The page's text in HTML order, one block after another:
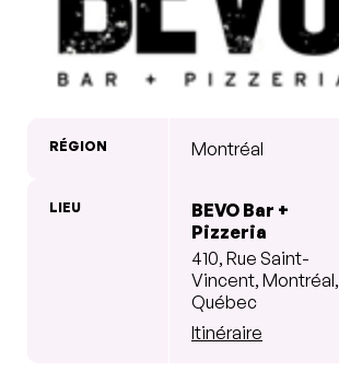
RÉGION Montréal
LIEU
BEVO Bar +
Pizzeria
410, Rue Saint-
Vincent, Montréal,
Québec
Itinéraire